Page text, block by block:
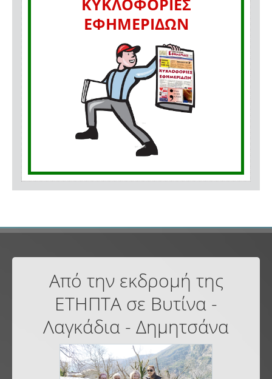
ΚΥΚΛΟΦΟΡΙΕΣ
ΕΦΗΜΕΡΙΔΩΝ
Από την εκδρομή της
ΕΤΗΠΤΑ σε Βυτίνα -
Λαγκάδια - Δημητσάνα